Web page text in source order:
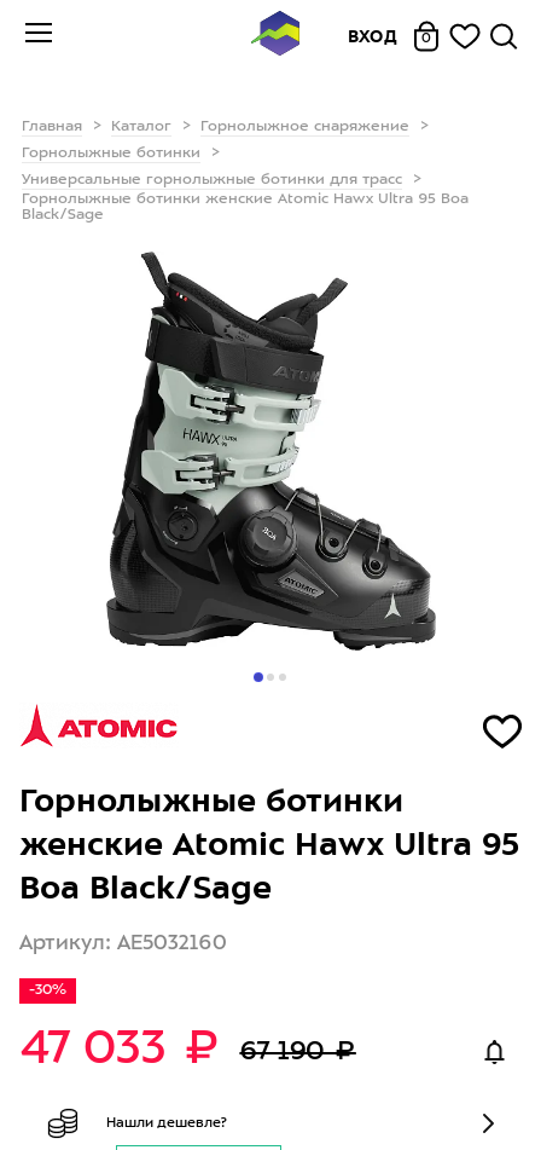
ВХОД 0
Главная Каталог
Горнолыжное снаряжение
Горнолыжные ботинки
Универсальные горнолыжные ботинки для трасс
Горнолыжные ботинки женские Atomic Hawx Ultra 95 Boa
Black/Sage
Горнолыжные ботинки
женские Atomic Hawx Ultra 95
Boa Black/Sage
Артикул: AE5032160
-30%
47 033 ₽ 67 190 ₽
Нашли дешевле?